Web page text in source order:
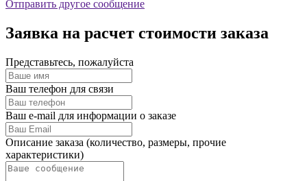
Отправить другое сообщение
Заявка на расчет стоимости заказа
Представьтесь, пожалуйста
Ваш телефон для связи
Ваш e-mail для информации о заказе
Описание заказа (количество, размеры, прочие
характеристики)